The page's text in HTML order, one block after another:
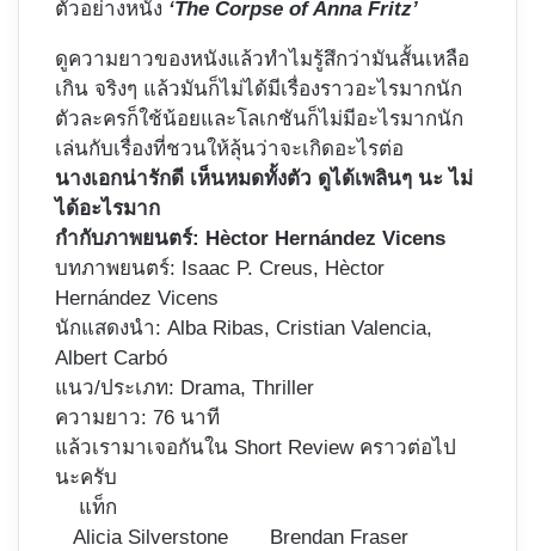
ตัวอย่างหนัง ‘The Corpse of Anna Fritz’
ดูความยาวของหนังแล้วทำไมรู้สึกว่ามันสั้นเหลือ
เกิน จริงๆ แล้วมันก็ไม่ได้มีเรื่องราวอะไรมากนัก
ตัวละครก็ใช้น้อยและโลเกชันก็ไม่มีอะไรมากนัก
เล่นกับเรื่องที่ชวนให้ลุ้นว่าจะเกิดอะไรต่อ
นางเอกน่ารักดี เห็นหมดทั้งตัว ดูได้เพลินๆ นะ ไม่
ได้อะไรมาก
กำกับภาพยนตร์: Hèctor Hernández Vicens
บทภาพยนตร์: Isaac P. Creus, Hèctor
Hernández Vicens
นักแสดงนำ: Alba Ribas, Cristian Valencia,
Albert Carbó
แนว/ประเภท: Drama, Thriller
ความยาว: 76 นาที
แล้วเรามาเจอกันใน Short Review คราวต่อไป
นะครับ
แท็ก
Alicia Silverstone
Brendan Fraser